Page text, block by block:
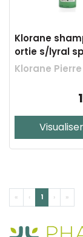
Klorane
ortie s/lyral
Visualiser
« ‹ 1 › »